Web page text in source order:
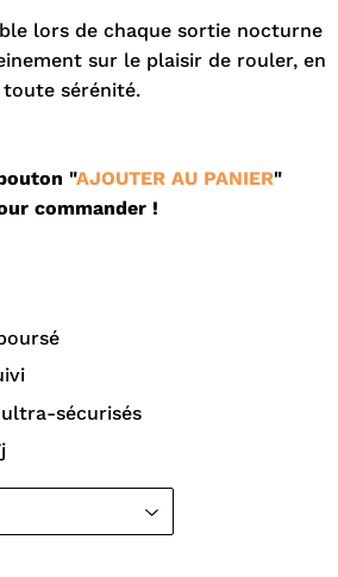
lors de chaque sortie nocturne
sur le plaisir de rouler, en
toute sérénité.
"AJOUTER AU PANIER"
commander !
sécurisés